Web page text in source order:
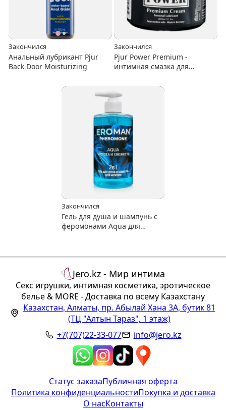
Закончился
Анальный лубрикант Pjur
Back Door Moisturizing
Закончился
Pjur Power Premium -
интимная смазка для
Закончился
Гель для душа и шампунь с
феромонами Aqua для
Jero.kz - Мир интима
Секс игрушки, интимная косметика, эротическое
белье & MORE - Доставка по всему Казахстану
Казахстан, Алматы, пр. Абылай Хана 3А, бутик 81
(ТЦ "Алтын Тараз", 1 этаж)
+7(707)22-33-077
info@jero.kz
Статус заказаПубличная оферта
Политика конфиденциальностиПокупка и доставка
О насКонтакты